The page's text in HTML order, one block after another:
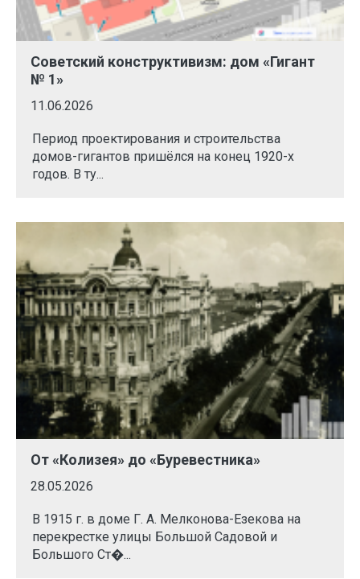
Советский конструктивизм: дом «Гигант
№ 1»
11.06.2026
Период проектирования и строительства
домов-гигантов пришёлся на конец 1920-х
годов. В ту...
От «Колизея» до «Буревестника»
28.05.2026
В 1915 г. в доме Г. А. Мелконова-Езекова на
перекрестке улицы Большой Садовой и
Большого Ст�...